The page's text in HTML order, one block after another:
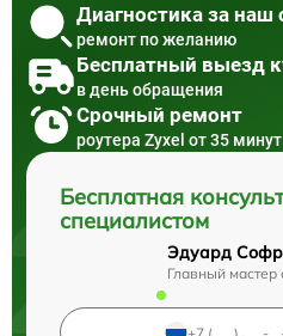
Диагностика за наш
ремонт по желанию
Бесплатный выезд
в день обращения
Срочный ремонт
роутера Zyxel от 35 минут
Бесплатная
специалистом
Эдуард
Главный мастер